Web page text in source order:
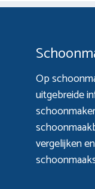
Op
uitgebreide
vergelijken